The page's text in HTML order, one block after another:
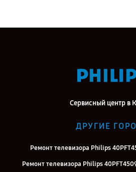
Сервисный центр в
ДРУГИЕ
Ремонт телевизора Philips
Ремонт телевизора Philips